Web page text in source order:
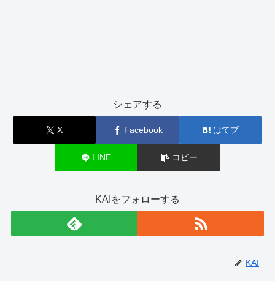
シェアする
X Facebook はてブ
LINE コピー
KAIをフォローする
KAI